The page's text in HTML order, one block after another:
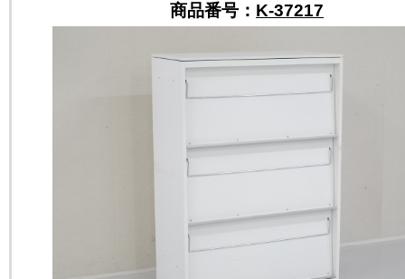
商品番号： K-37217